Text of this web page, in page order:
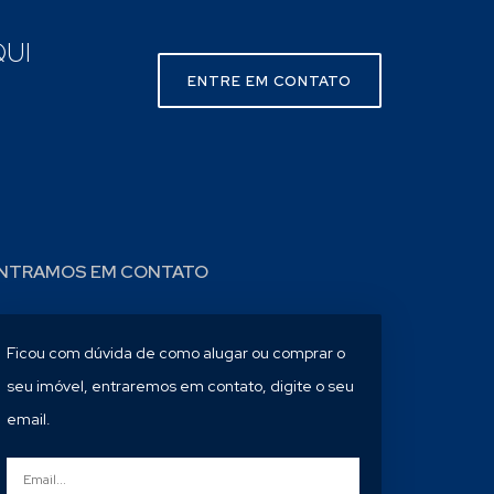
ENTRE EM CONTATO
EM CONTATO
Ficou com dúvida de como alugar ou comprar o
seu imóvel, entraremos em contato, digite o seu
email.